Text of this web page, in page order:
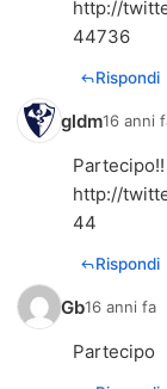
http://
44736
Rispondi
gldm16 anni
http://
44
Rispondi
Gb16 anni fa
Partecipo